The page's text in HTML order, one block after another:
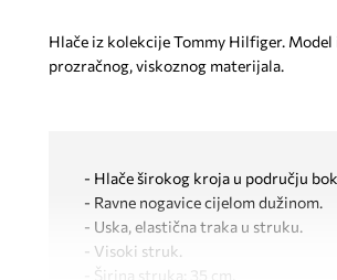
Hlače iz kolekcije Tommy Hilfiger.
prozračnog, viskoznog materijala.
- Hlače širokog kroja u području
- Ravne nogavice cijelom dužinom.
- Uska, elastična traka u struku.
- Visoki struk.
- Širina struka: 35 cm.